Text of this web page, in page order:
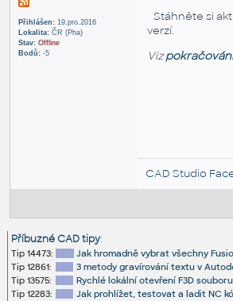
Přihlášen:19.pro.2016
Lokalita:ČR (Pha)
Stav: Offline
Bodů:-5
Stáhněte si
verzí.
Viz
CAD Studio
Příbuzné CAD tipy:
Tip 14473:
Jak hromadně vybrat všechny
Tip 12861:
3 metody gravírování textu v
Tip 13575:
Rychlé lokální otevření F3D
Tip 12283:
Jak prohlížet, testovat a ladit NC